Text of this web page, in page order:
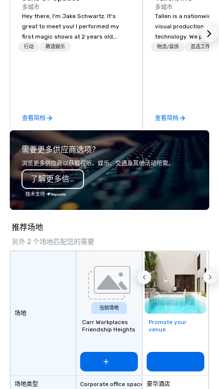
多城市
Hey there, I'm Jake Schwartz. It's
great to meet you! I performed my
first magic shows at 2 years old,
making my food “disappear” for my
magic. Suddenly, people weren’t
made to be the FOOL, they were PART
of a STORY. | Since then, I've won
international awards, appeared on
television over 70 times, performed in
3 World Tours with the most viral
sports team on the planet as The
Savannah Bananas’ Magician First
Base Coach, and subsequently
launched my very own theater tour -
World's Only Magic Show For Sports
Fans." | This personable, up-beat, and
experiential style of magic allowed me
fortune-500, mom-and-pop
businesses, new start-ups, Major
League sports teams, World-Series
Champions, A-List celebrities, and
private groups across the country
break down walls, get to know each
other, and create LASTING memories
personable, engaging, and mind
blowing experience for your group -
send me/my team a message!
行动 聘请娱乐
查看简档
多城市
Tallen is a nationwide
visual production and
technology. We
solutions — from
while helping clients
costs. Trusted by top
across all industries,
visions to life and
event creates lasting
物流/装饰 首选工作人
查看简档
需要更多供应商选项？
浏览更多供应商以获取视听、娱乐、交通及其他活动所需。
了解更多信息
技术支持
推荐场地
另外 2 个场地匹配您的需要
场地
场地类型
当前场地
Carr Workplaces
Friendship Heights
Corporate office space
Promote your
venue
豪华酒店